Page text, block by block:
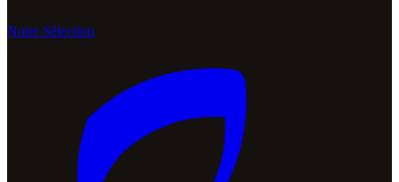
Notre Sélection